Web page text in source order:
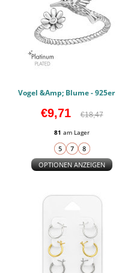
€9,71 €18,47
81 am Lager
OPTIONEN ANZEIGEN